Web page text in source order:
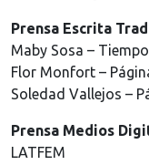
Prensa Escrita
Maby Sosa –
Flor Monfort –
Soledad Vallejos –
Prensa Medios
LATFEM